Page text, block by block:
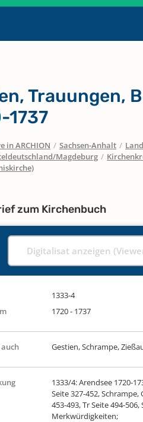
Trauungen,
1737
in ARCHION / Sachsen-Anhalt /
Magdeburg /
zum Kirchenbuch
Digitalisat anzeigen
1333-4
1720 - 1737
Gestien, Schrampe,
1333/4: Arendsee 1720-
Seite 327-452, Schrampe,
453-493, Tr Seite 494-
Merkwürdigkeiten;